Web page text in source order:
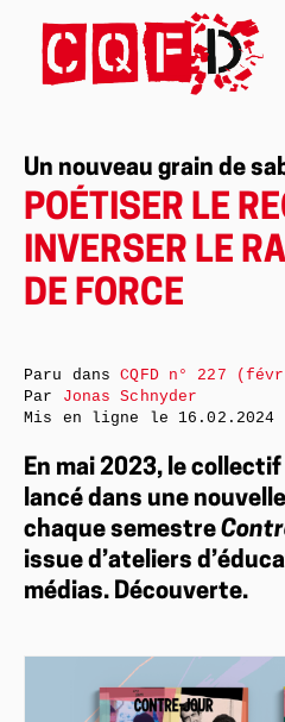
Un nouveau grain de
POÉTISER LE
INVERSER LE
DE FORCE
En mai 2023, le collectif
lancé dans une
chaque semestre
issue d’ateliers
médias. Découverte.
Paru dansCQFD n° 227
Par Jonas Schnyder
Mis en ligne le 16.02.2024